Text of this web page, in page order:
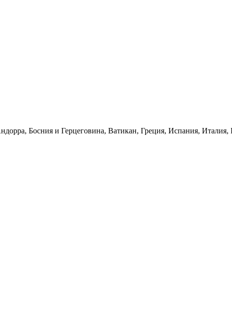
Босния и Герцеговина, Ватикан, Греция, Испания,